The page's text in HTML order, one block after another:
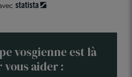
vosgienne est là
vous aider :